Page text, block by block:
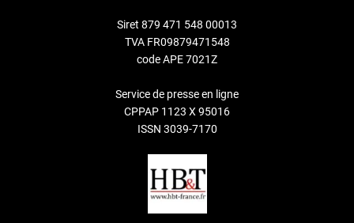
Siret 879 471 548 00013
TVA FR09879471548
code APE 7021Z
Service de presse en ligne
CPPAP 1123 X 95016
ISSN 3039-7170